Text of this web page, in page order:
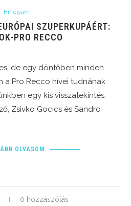
Hírfolyam
SZUPERKUPÁÉRT:
PRO RECCO
de egy döntőben minden
a Pro Recco hívei tudnának
egy kis visszatekintés,
Zsivko Gocics és Sandro
OLVASOM
0 hozzászólás